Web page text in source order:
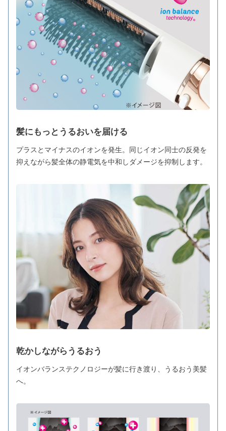
髪にもっとうるおいを届ける
プラスとマイナスのイオンを発生。同じイオン同士の反発を
抑えながら髪全体の静電気を中和しダメージを抑制します。
乾かしながらうるおう
イオンバランステクノロジーが髪に行き渡り、うるおう美髪
へ。